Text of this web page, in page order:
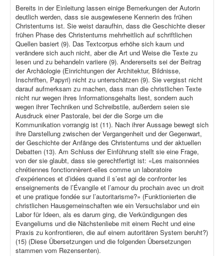
Bereits in der Einleitung lassen einige Bemerkungen der Autorin
deutlich werden, dass sie ausgewiesene Kennerin des frühen
Christentums ist. Sie weist daraufhin, dass die Geschichte dieser
frühen Phase des Christentums mehrheitlich auf schriftlichen
Quellen basiert (9). Das Textcorpus erhöhe sich kaum und
verändere sich auch nicht, aber die Art und Weise die Texte zu
lesen und zu behandeln variiere (9). Andererseits sei der Beitrag
der Archäologie (Einrichtungen der Architektur, Bildnisse,
Inschriften, Papyri) nicht zu unterschätzen (9). Sie vergisst nicht
darauf aufmerksam zu machen, dass man die christlichen Texte
nicht nur wegen ihres Informationsgehalts liest, sondern auch
wegen ihrer Techniken und Schreibstile, außerdem seien sie
Ausdruck einer Pastorale, bei der die Sorge um die
Kommunikation vorrangig ist (11). Nach ihrer Aussage bewegt sich
ihre Darstellung zwischen der Vergangenheit und der Gegenwart,
der Geschichte der Anfänge des Christentums und der aktuellen
Debatten (13). Am Schluss der Einführung stellt sie eine Frage,
von der sie glaubt, dass sie gerechtfertigt ist: «Les maisonnées
chrétiennes fonctionnèrent-elles comme un laboratoire
d’expériences et d’idées quand il s’est agi de confronter les
enseignements de l’Évangile et l’amour du prochain avec un droit
et une pratique fondée sur l’autoritarisme?» (Funktionierten die
christlichen Hausgemeinschaften wie ein Versuchslabor und ein
Labor für Ideen, als es darum ging, die Verkündigungen des
Evangeliums und die Nächstenliebe mit einem Recht und eine
Praxis zu konfrontieren, die auf einem autoritären System beruht?)
(15) (Diese Übersetzungen und die folgenden Übersetzungen
stammen vom Rezensenten).